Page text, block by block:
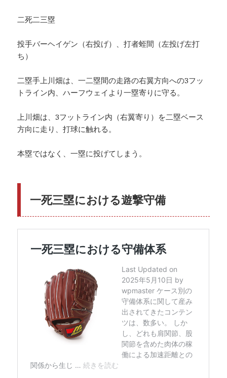
二死二三塁
投手バーヘイゲン（右投げ）、打者蛭間（左投げ左打
ち）
二塁手上川畑は、一二塁間の走路の右翼方向への3フッ
トライン内、ハーフウェイより一塁寄りに守る。
上川畑は、3フットライン内（右翼寄り）を二塁ベース
方向に走り、打球に触れる。
本塁ではなく、一塁に投げてしまう。
一死三塁における遊撃守備